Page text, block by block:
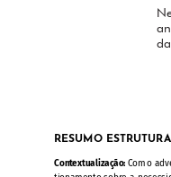
RESUMO
Contextualização: Com o